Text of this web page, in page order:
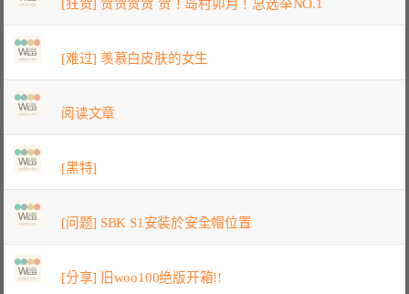
[狂贺] 贺贺贺贺 贺！岛村卯月！总选举NO.1
[难过] 羡慕白皮肤的女生
阅读文章
[黑特]
[问题] SBK S1安装於安全帽位置
[分享] 旧woo100绝版开箱!!